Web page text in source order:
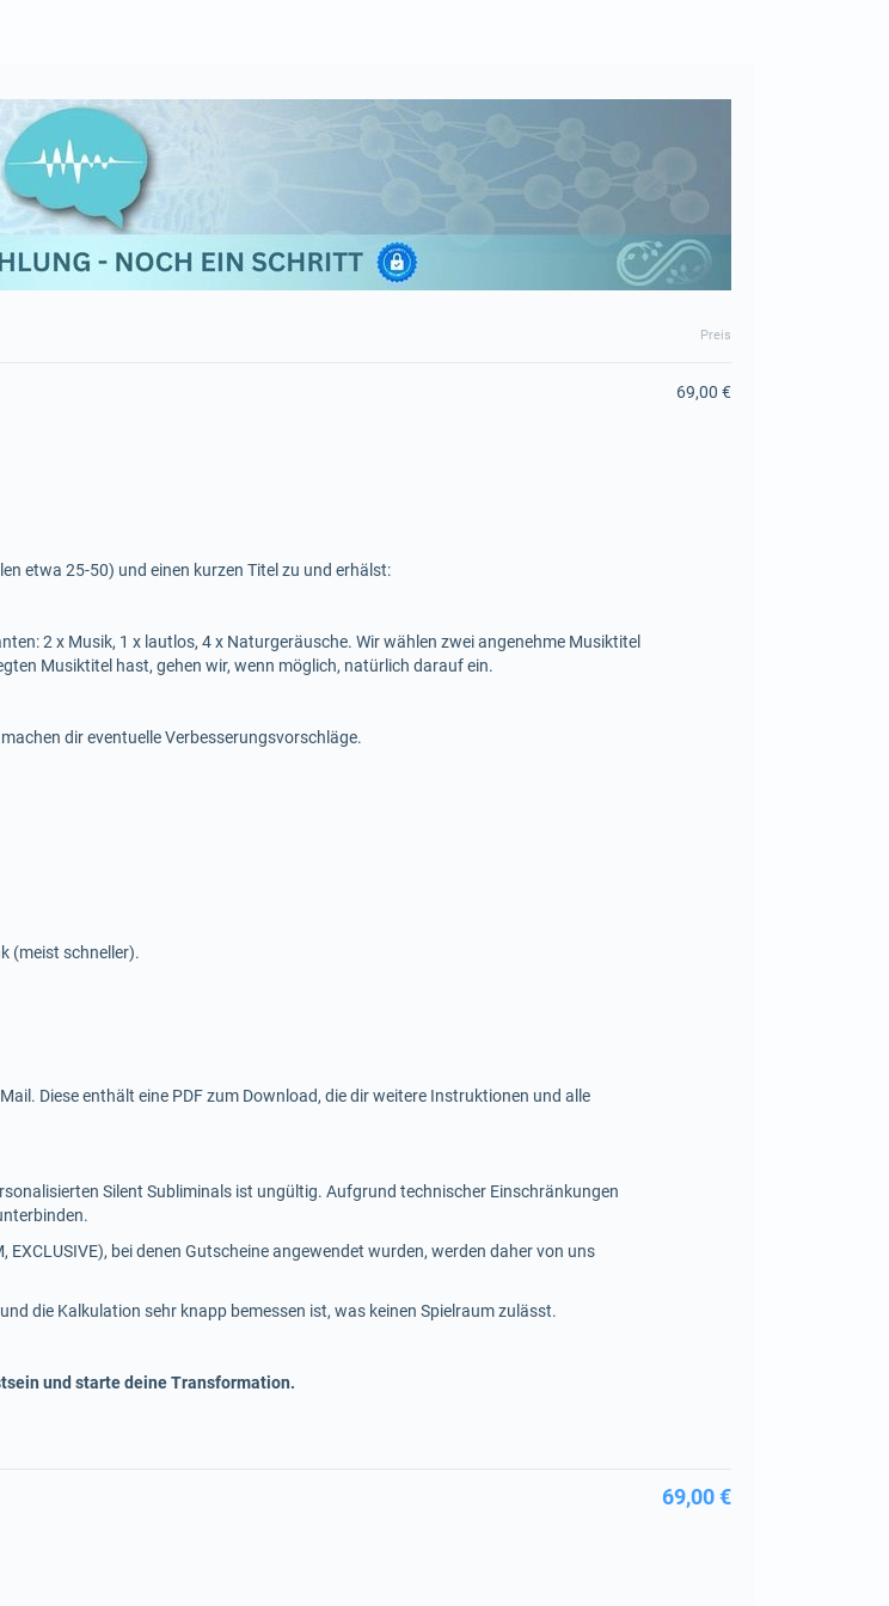
Preis
etwa 25-50) und einen kurzen Titel zu und erhälst:
2 x Musik, 1 x lautlos, 4 x Naturgeräusche. Wir wählen zwei angenehme Musiktitel
Musiktitel hast, gehen wir, wenn möglich, natürlich darauf ein.
dir eventuelle Verbesserungsvorschläge.
(meist schneller).
Diese enthält eine PDF zum Download, die dir weitere Instruktionen und alle
Silent Subliminals ist ungültig. Aufgrund technischer Einschränkungen
bei denen Gutscheine angewendet wurden, werden daher von uns
die Kalkulation sehr knapp bemessen ist, was keinen Spielraum zulässt.
und starte deine Transformation.
69,00 €
69,00 €